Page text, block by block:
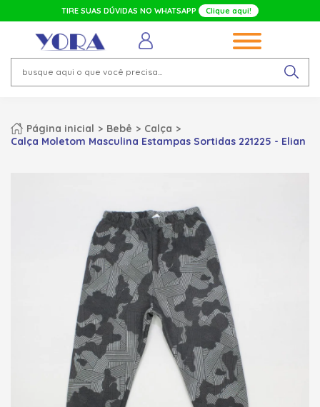
TIRE SUAS DÚVIDAS NO WHATSAPP Clique aqui!
Página inicial Bebê
Calça
Calça Moletom Masculina Estampas Sortidas 221225 - Elian